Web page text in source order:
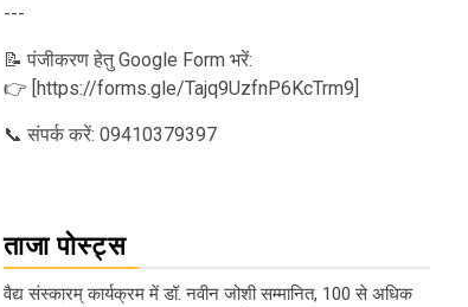
---
📝 पंजीकरण हेतु Google Form भरें:
👉 [https://forms.gle/Tajq9UzfnP6KcTrm9]
📞 संपर्क करें: 09410379397
ताजा पोस्ट्स
वैद्य संस्कारम् कार्यक्रम में डॉ. नवीन जोशी सम्मानित, 100 से अधिक